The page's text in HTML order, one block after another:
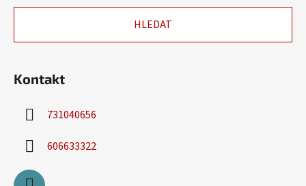
HLEDAT
Kontakt
731040656
606633322